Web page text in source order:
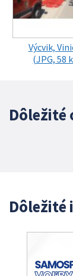
Výcvik,
(JPG, 58
Dôležité
Dôležité